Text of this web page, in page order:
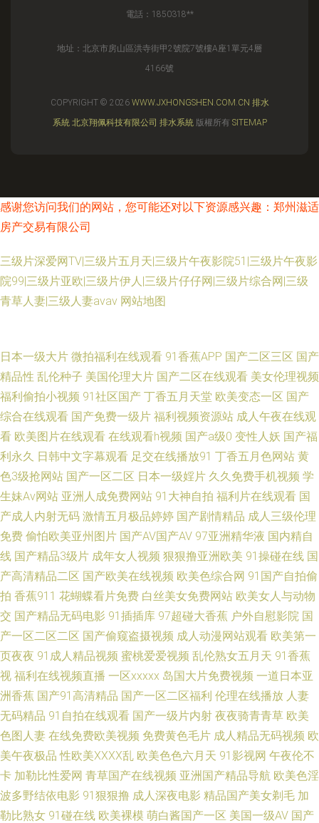
電話：1850318**
地址：北京市房山區洪寺街甲2號院7號樓A座1單元4層
4166號
COPYRIGHT © 2026 WWW.JXHONGSHEN.COM.CN 排水
系統 北京翔佩科技有限公司 排水系統版權所有 SITEMAP
感谢您访问我们的网站，您可能还对以下资源感兴趣：郑州滋适
房产交易有限公司
三级片深爱网TV|三级片五月天|三级片午夜影院51|三级片午夜影
院99|三级片亚欧|三级片伊人|三级片仔仔网|三级片综合网|三级
青草人妻|三级人妻avav 网站地图
老湿机福利69 超碰婷婷色 天天肏屄网 91色交 99热这里精品 爱福利秒拍广
场 99激情 btav天堂在线 国产乱轮v 欧美TV另类 熟妇的抽插 亚洲无码五区
91少妇喷水视频 肏屄麻豆 含羞草av社区 欧美性爱AB 亚洲欧美日韩成人 91
青草视频网 www精品久久 国产在线观看91 青草视屏 日韩欧美黄黄色 熟妇
性交 亚洲ts另类 A片aV欧日 白丝喷水91网站 激情avav 亚洲有码在线天堂 三
级在线网址 韩美狠狠干 超碰97在线人妻 91资源共享总站 污视频在线观看 伊
欧美亚缘免费 豆花入口官网 亚洲四房诱惑 蜜桃视频在线播放 超碰久久夜夜
91蝌蚪色情 欧美卡不卡 精品www999 99福利网 午夜av 美女91网站黑丝 A
片色图 美女91小视频 人人操欧美精品 日本私人网站不卡 宅男深夜影院 综合
一页麻豆片 wwwAV伊人 豆花社区福利 国产在线观看91 国产麻豆精品在线
影院限制 另类激情影音 天天干免费视频 亚洲成狼网 91cn视频 大香蕉65伊人
福利社老湿 欧美大属日B 日本3级片网站 亚洲人成小说网站 超碰在线第一页
日本一级大片 微拍福利在线观看 91香蕉APP 国产二区三区 国产
精品性 乱伦种子 美国伦理大片 国产二区在线观看 美女伦理视频
福利偷拍小视频 91社区国产 丁香五月天堂 欧美变态一区 国产
综合在线观看 国产免费一级片 福利视频资源站 成人午夜在线观
看 欧美图片在线观看 在线观看h视频 国产a级0 变性人妖 国产福
利永久 日韩中文字幕观看 足交在线播放91 丁香五月色网站 黄
色3级抢网站 国产一区二区 日本一级婬片 久久免费手机视频 学
生妹Av网站 亚洲人成免费网站 91大神自拍 福利片在线观看 国
产成人内射无码 激情五月极品婷婷 国产剧情精品 成人三级伦理
免费 偷怕欧美亚州图片 国产AV国产AV 97亚洲精华液 国内精自
线 国产精品3级片 成年女人视频 狠狠撸亚洲欧美 91操碰在线 国
产高清精品二区 国产欧美在线视频 欧美色综合网 91国产自拍偷
拍 香蕉911 花蝴蝶看片免费 白丝美女免费网站 欧美女人与动物
交 国产精品无码电影 91插插库 97超碰大香蕉 户外自慰影院 国
产一区二区二区 国产偷窥盗摄视频 成人动漫网站观看 欧美第一
页夜夜 91成人精品视频 蜜桃爱爱视频 乱伦熟女五月天 91香蕉
视 福利在线视频直播 一区xxxxx 岛国大片免费视频 一道日本亚
洲香蕉 国产91高清精品 国产一区二区福利 伦理在线播放 人妻
无码精品 91自拍在线观看 国产一级片内射 夜夜骑青青草 欧美
色图人妻 在线免费欧美视频 免费黄色毛片 成人精品无码视频 欧
美午夜极品 性欧美ⅩⅩⅩⅩ乱 欧美色色六月天 91影视网 午夜伦不
卡 加勒比性爱网 青草国产在线视频 亚洲国产精品导航 欧美色淫
波多野结依电影 91狠狠撸 成人深夜电影 精品国产美女剃毛 加
勒比熟女 91碰在线 欧美裸模 萌白酱国产一区 美国一级AV 国产